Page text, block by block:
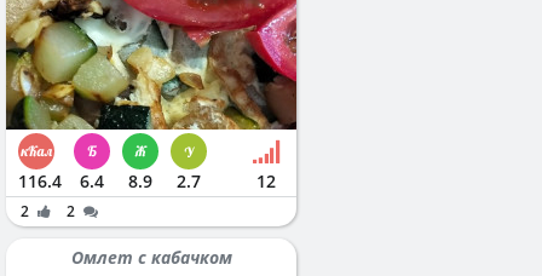
116.4 6.4 8.9 2.7 12
2 2
Омлет с кабачком